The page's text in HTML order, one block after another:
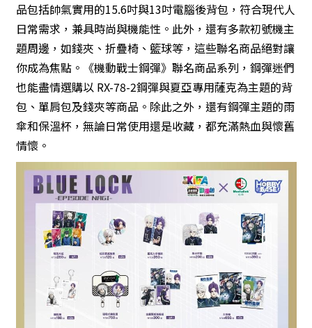
品包括帥氣實用的15.6吋與13吋電腦後背包，符合現代人
日常需求，兼具時尚與機能性。此外，還有多款初號機主
題周邊，如錢夾、折疊椅、籃球等，這些聯名商品絕對讓
你成為焦點。《機動戰士鋼彈》聯名商品系列，鋼彈迷們
也能盡情選購以 RX-78-2鋼彈與夏亞專用薩克為主題的背
包、單肩包及錢夾等商品。除此之外，還有鋼彈主題的雨
傘和保溫杯，無論日常使用還是收藏，都充滿熱血與懷舊
情懷。